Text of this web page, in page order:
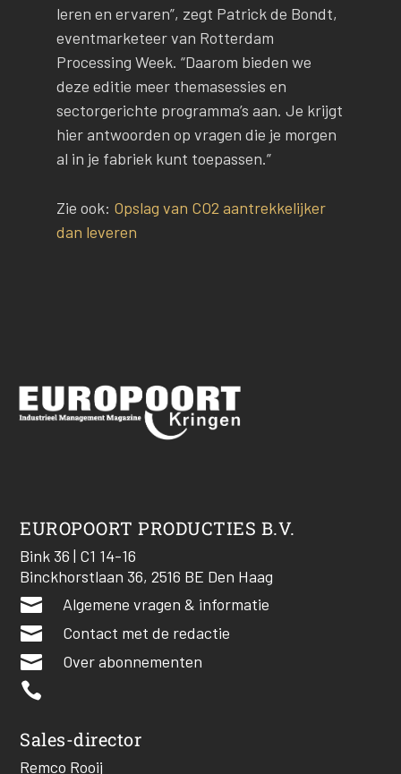
leren en ervaren”, zegt Patrick de Bondt,
eventmarketeer van Rotterdam
Processing Week. “Daarom bieden we
deze editie meer themasessies en
sectorgerichte programma’s aan. Je krijgt
hier antwoorden op vragen die je morgen
al in je fabriek kunt toepassen.”
Zie ook: Opslag van CO2 aantrekkelijker
dan leveren
EUROPOORT PRODUCTIES B.V.
Bink 36 | C1 14-16
Binckhorstlaan 36, 2516 BE Den Haag
 Algemene vragen & informatie
 Contact met de redactie
 Over abonnementen

Sales-director
Remco Rooij